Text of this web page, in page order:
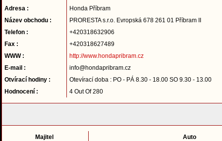
Adresa :
Honda Příbram
Název obchodu :
PRORESTA s.r.o. Evropská 678 261 01 Příbram II
Telefon :
+420318632906
Fax :
+420318627489
WWW :
http://www.hondapribram.cz
E-mail :
info@hondapribram.cz
Otvírací hodiny :
Otevírací doba : PO - PÁ 8.30 - 18.00 SO 9.30 - 13.00
Hodnocení :
4 Out Of 280
Majitel
Auto